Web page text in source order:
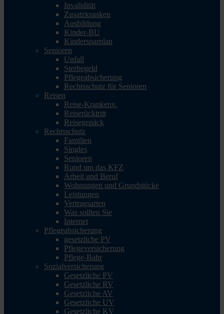
Invalidität
Zusatzkranken
Ausbildung
Kinder-BU
Kindersparplan
Senioren
Unfall
Sterbegeld
Pflegeabsicherung
Rechtsschutz für Senioren
Reisen
Reise-Krankenv.
Reiserücktritt
Reisegepäck
Rechtsschutz
Familien
Singles
Senioren
Rund um das KFZ
Arbeit und Beruf
Wohnungen und Grundstücke
Leistungen
Vertragsarten
Was sollten Sie
Internet
Pflegeabsicherung
gesetzliche PV
Pflegeversicherung
Pflege-Bahr
Sozialversicherung
Gesetzliche PV
Gesetzliche RV
Gesetzliche AV
Gesetzliche UV
Gesetzliche KV